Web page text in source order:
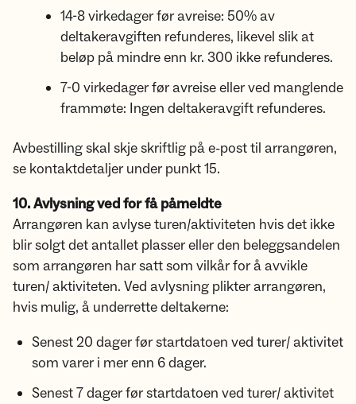
14-8 virkedager før avreise: 50% av
deltakeravgiften refunderes, likevel slik at
beløp på mindre enn kr. 300 ikke refunderes.
7-0 virkedager før avreise eller ved manglende
frammøte: Ingen deltakeravgift refunderes.
Avbestilling skal skje skriftlig på e-post til arrangøren,
se kontaktdetaljer under punkt 15.
10. Avlysning ved for få påmeldte
Arrangøren kan avlyse turen/aktiviteten hvis det ikke
blir solgt det antallet plasser eller den beleggsandelen
som arrangøren har satt som vilkår for å avvikle
turen/ aktiviteten. Ved avlysning plikter arrangøren,
hvis mulig, å underrette deltakerne:
Senest 20 dager før startdatoen ved turer/ aktivitet
som varer i mer enn 6 dager.
Senest 7 dager før startdatoen ved turer/ aktivitet